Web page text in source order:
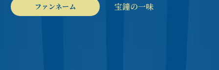
ファンネーム 宝鐘の一味